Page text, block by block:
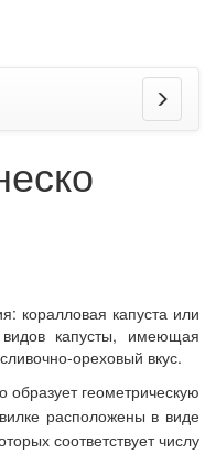
коралловая капуста или
капусты, имеющая
ореховый вкус.
геометрическую
расположены в виде
соответствует числу